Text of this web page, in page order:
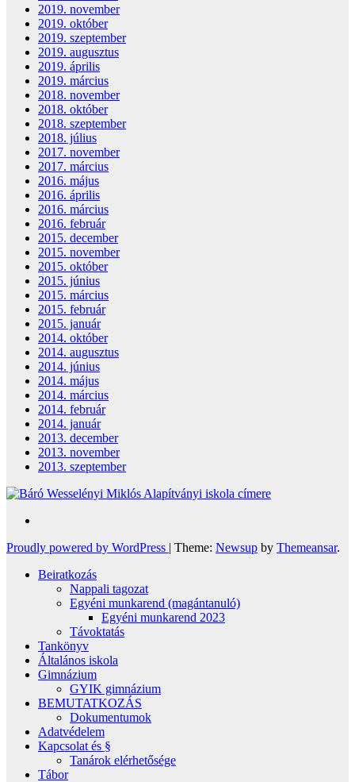
2019. november
2019. október
2019. szeptember
2019. augusztus
2019. április
2019. március
2018. november
2018. október
2018. szeptember
2018. július
2017. november
2017. március
2016. május
2016. április
2016. március
2016. február
2015. december
2015. november
2015. október
2015. június
2015. március
2015. február
2015. január
2014. október
2014. augusztus
2014. június
2014. május
2014. március
2014. február
2014. január
2013. december
2013. november
2013. szeptember
Proudly powered by WordPress | Theme: Newsup by Themeansar.
Beiratkozás
Nappali tagozat
Egyéni munkarend (magántanuló)
Egyéni munkarend 2023
Távoktatás
Tankönyv
Általános iskola
Gimnázium
GYIK gimnázium
BEMUTATKOZÁS
Dokumentumok
Adatvédelem
Kapcsolat és §
Tanárok elérhetősége
Tábor